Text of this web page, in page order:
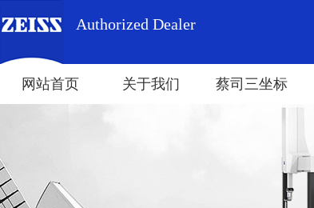
Authorized Dealer
网站首页 关于我们 蔡司三坐标